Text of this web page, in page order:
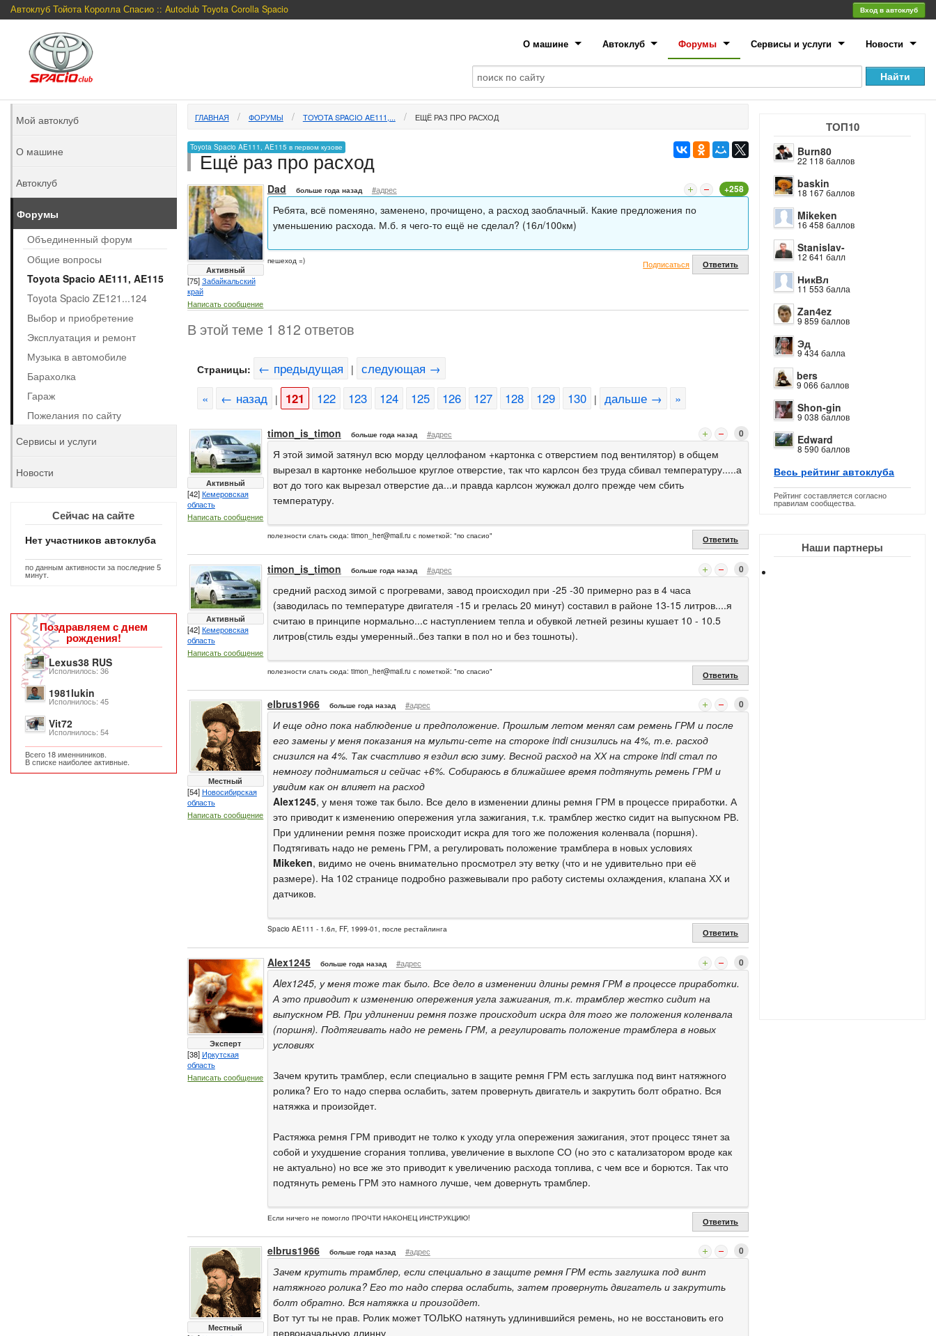
Автоклуб Тойота Королла Спасио :: Autoclub Toyota Corolla Spacio Вход в автоклуб
О машине Автоклуб Форумы Сервисы и услуги Новости
ТОП10
Burn80
22 118 баллов
baskin
18 167 баллов
Mikeken
16 458 баллов
Stanislav-
12 641 балл
НикВл
11 553 балла
Zan4ez
9 859 баллов
Эд
9 434 балла
bers
9 066 баллов
Shon-gin
9 038 баллов
Edward
8 590 баллов
Весь рейтинг автоклуба
Рейтинг составляется согласно
правилам сообщества.
Наши партнеры
ГЛАВНАЯ ФОРУМЫ TOYOTA SPACIO AE111,... ЕЩЁ РАЗ ПРО РАСХОД
Toyota Spacio AE111, AE115 в первом кузове
Ещё раз про расход
Активный
[75]Забайкальский
край
Написать сообщение
Dad больше года назад #адрес +258
Ребята, всё поменяно, заменено, прочищено, а расход заоблачный. Какие предложения по
уменьшению расхода. М.б. я чего-то ещё не сделал? (16л/100км)
пешеход =) Подписаться Ответить
В этой теме 1 812 ответов
Страницы: ← предыдущая | следующая →
«
← назад | 121 122 123 124 125 126 127 128 129 130 | дальше → »
Активный
[42]Кемеровская
область
Написать сообщение
timon_is_timon больше года назад #адрес 0
Я этой зимой затянул всю морду целлофаном +картонка с отверстием под вентилятор) в общем
вырезал в картонке небольшое круглое отверстие, так что карлсон без труда сбивал температуру.....а
вот до того как вырезал отверстие да...и правда карлсон жужжал долго прежде чем сбить
температуру.
полезности слать сюда: timon_her@mail.ru с пометкой: "по спасио" Ответить
Активный
[42]Кемеровская
область
Написать сообщение
timon_is_timon больше года назад #адрес 0
средний расход зимой с прогревами, завод происходил при -25 -30 примерно раз в 4 часа
(заводилась по температуре двигателя -15 и грелась 20 минут) составил в районе 13-15 литров....я
считаю в принципе нормально...с наступлением тепла и обувкой летней резины кушает 10 - 10.5
литров(стиль езды умеренный..без тапки в пол но и без тошноты).
полезности слать сюда: timon_her@mail.ru с пометкой: "по спасио" Ответить
Местный
[54]Новосибирская
область
Написать сообщение
elbrus1966 больше года назад #адрес 0
И еще одно пока наблюдение и предположение. Прошлым летом менял сам ремень ГРМ и после
его замены у меня показания на мульти-сете на стороке indi снизились на 4%, т.е. расход
снизился на 4%. Так счастливо я ездил всю зиму. Весной расход на ХХ на строке indi стал по
немногу подниматься и сейчас +6%. Собираюсь в ближайшее время подтянуть ремень ГРМ и
увидим как он влияет на расход
Alex1245, у меня тоже так было. Все дело в изменении длины ремня ГРМ в процессе приработки. А
это приводит к изменению опережения угла зажигания, т.к. трамблер жестко сидит на выпускном РВ.
При удлинении ремня позже происходит искра для того же положения коленвала (поршня).
Подтягивать надо не ремень ГРМ, а регулировать положение трамблера в новых условиях
Mikeken, видимо не очень внимательно просмотрел эту ветку (что и не удивительно при её
размере). На 102 странице подробно разжевывали про работу системы охлаждения, клапана ХХ и
датчиков.
Spacio AE111 - 1.6л, FF, 1999-01, после рестайлинга Ответить
Эксперт
[38]Иркутская
область
Написать сообщение
Alex1245 больше года назад #адрес 0
Alex1245, у меня тоже так было. Все дело в изменении длины ремня ГРМ в процессе приработки.
А это приводит к изменению опережения угла зажигания, т.к. трамблер жестко сидит на
выпускном РВ. При удлинении ремня позже происходит искра для того же положения коленвала
(поршня). Подтягивать надо не ремень ГРМ, а регулировать положение трамблера в новых
условиях
Зачем крутить трамблер, если специально в защите ремня ГРМ есть заглушка под винт натяжного
ролика? Его то надо сперва ослабить, затем провернуть двигатель и закрутить болт обратно. Вся
натяжка и произойдет.
Растяжка ремня ГРМ приводит не толко к уходу угла опережения зажигания, этот процесс тянет за
собой и ухудшение сгорания топлива, увеличение в выхлопе СО (но это с катализатором вроде как
не актуально) но все же это приводит к увеличению расхода топлива, с чем все и борются. Так что
подтянуть ремень ГРМ это намного лучше, чем довернуть трамблер.
Если ничего не помогло ПРОЧТИ НАКОНЕЦ ИНСТРУКЦИЮ! Ответить
Местный
elbrus1966 больше года назад #адрес 0
Зачем крутить трамблер, если специально в защите ремня ГРМ есть заглушка под винт
натяжного ролика? Его то надо сперва ослабить, затем провернуть двигатель и закрутить
болт обратно. Вся натяжка и произойдет.
Вот тут ты не прав. Ролик может ТОЛЬКО натянуть удлинившийся ремень, но не восстановить его
первоначальную длинну
Мой автоклуб
О машине
Автоклуб
Форумы
Объединенный форум
Общие вопросы
Toyota Spacio AE111, AE115
Toyota Spacio ZE121...124
Выбор и приобретение
Эксплуатация и ремонт
Музыка в автомобиле
Барахолка
Гараж
Пожелания по сайту
Сервисы и услуги
Новости
Сейчас на сайте
Нет участников автоклуба
по данным активности за последние 5
минут.
Поздравляем с днем
рождения!
Lexus38 RUS
Исполнилось: 36
1981lukin
Исполнилось: 45
Vit72
Исполнилось: 54
Всего 18 именниников.
В списке наиболее активные.